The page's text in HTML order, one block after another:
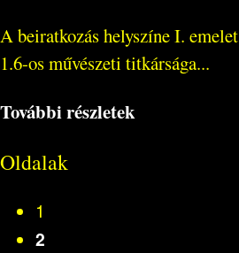
A beiratkozás helyszíne I. emelet
1.6-os művészeti titkársága...
További részletek
Oldalak
1
2